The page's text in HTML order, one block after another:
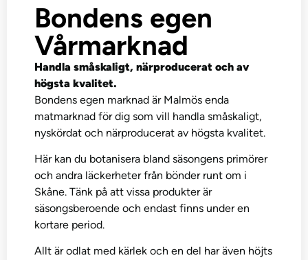
Bondens egen
Vårmarknad
Handla småskaligt, närproducerat och av
högsta kvalitet.
Bondens egen marknad är Malmös enda
matmarknad för dig som vill handla småskaligt,
nyskördat och närproducerat av högsta kvalitet.
Här kan du botanisera bland säsongens primörer
och andra läckerheter från bönder runt om i
Skåne. Tänk på att vissa produkter är
säsongsberoende och endast finns under en
kortare period.
Allt är odlat med kärlek och en del har även höjts